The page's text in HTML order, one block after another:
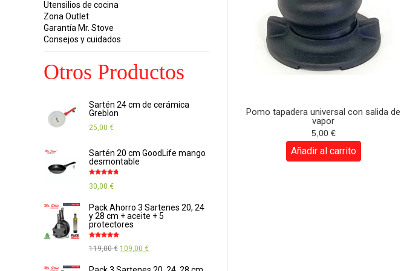
Pomo tapadera universal con salida de
vapor
5,00 €
Añadir al carrito
Utensilios de cocina
Zona Outlet
Garantía Mr. Stove
Consejos y cuidados
Otros Productos
Sartén 24 cm de cerámica
Greblon
25,00 €
Sartén 20 cm GoodLife mango
desmontable
con4.67de
30,00 €
Pack Ahorro 3 Sartenes 20, 24
y 28 cm + aceite + 5
protectores
con4.88de
119,00€ El
109,00 €El